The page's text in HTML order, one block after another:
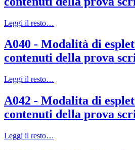
Leggi il resto…
A040 - Modalità di
contenuti della prova
Leggi il resto…
A042 - Modalita di
contenuti della prova
Leggi il resto…